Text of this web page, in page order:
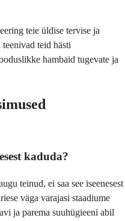
teie üldise tervise ja
teid hästi
hambaid tugevate ja
kaduda?
teinud, ei saa see iseenesest
väga varajasi staadiume
ja parema suuhügieeni abil